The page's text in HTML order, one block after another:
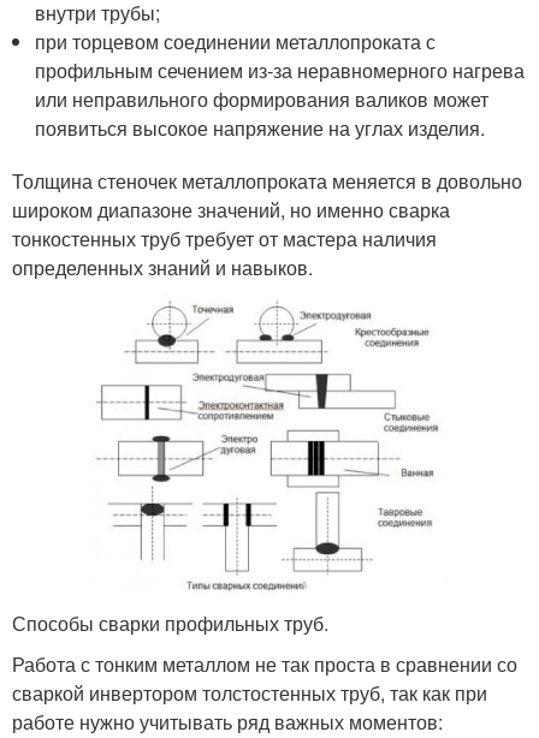
внутри трубы;
при торцевом соединении металлопроката с
профильным сечением из-за неравномерного нагрева
или неправильного формирования валиков может
появиться высокое напряжение на углах изделия.
Толщина стеночек металлопроката меняется в довольно
широком диапазоне значений, но именно сварка
тонкостенных труб требует от мастера наличия
определенных знаний и навыков.
Способы сварки профильных труб.
Работа с тонким металлом не так проста в сравнении со
сваркой инвертором толстостенных труб, так как при
работе нужно учитывать ряд важных моментов: